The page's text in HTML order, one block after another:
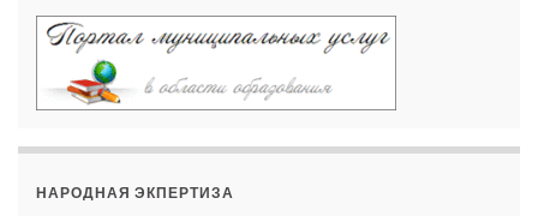
НАРОДНАЯ ЭКПЕРТИЗА